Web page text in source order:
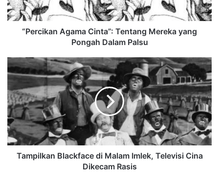
“Percikan Agama Cinta”: Tentang Mereka yang
Pongah Dalam Palsu
Tampilkan Blackface di Malam Imlek, Televisi Cina
Dikecam Rasis